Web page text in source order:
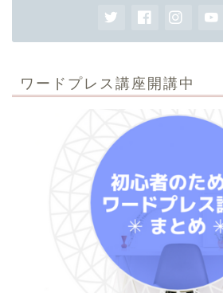
ワードプレス講座開講中